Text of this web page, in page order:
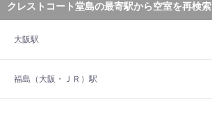
クレストコート堂島の最寄駅から空室を再検索
大阪駅
福島（大阪・ＪＲ）駅